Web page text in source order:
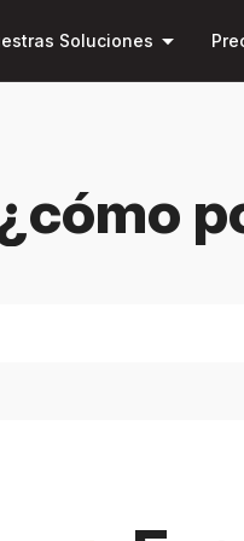
Soluciones arrow_drop_down